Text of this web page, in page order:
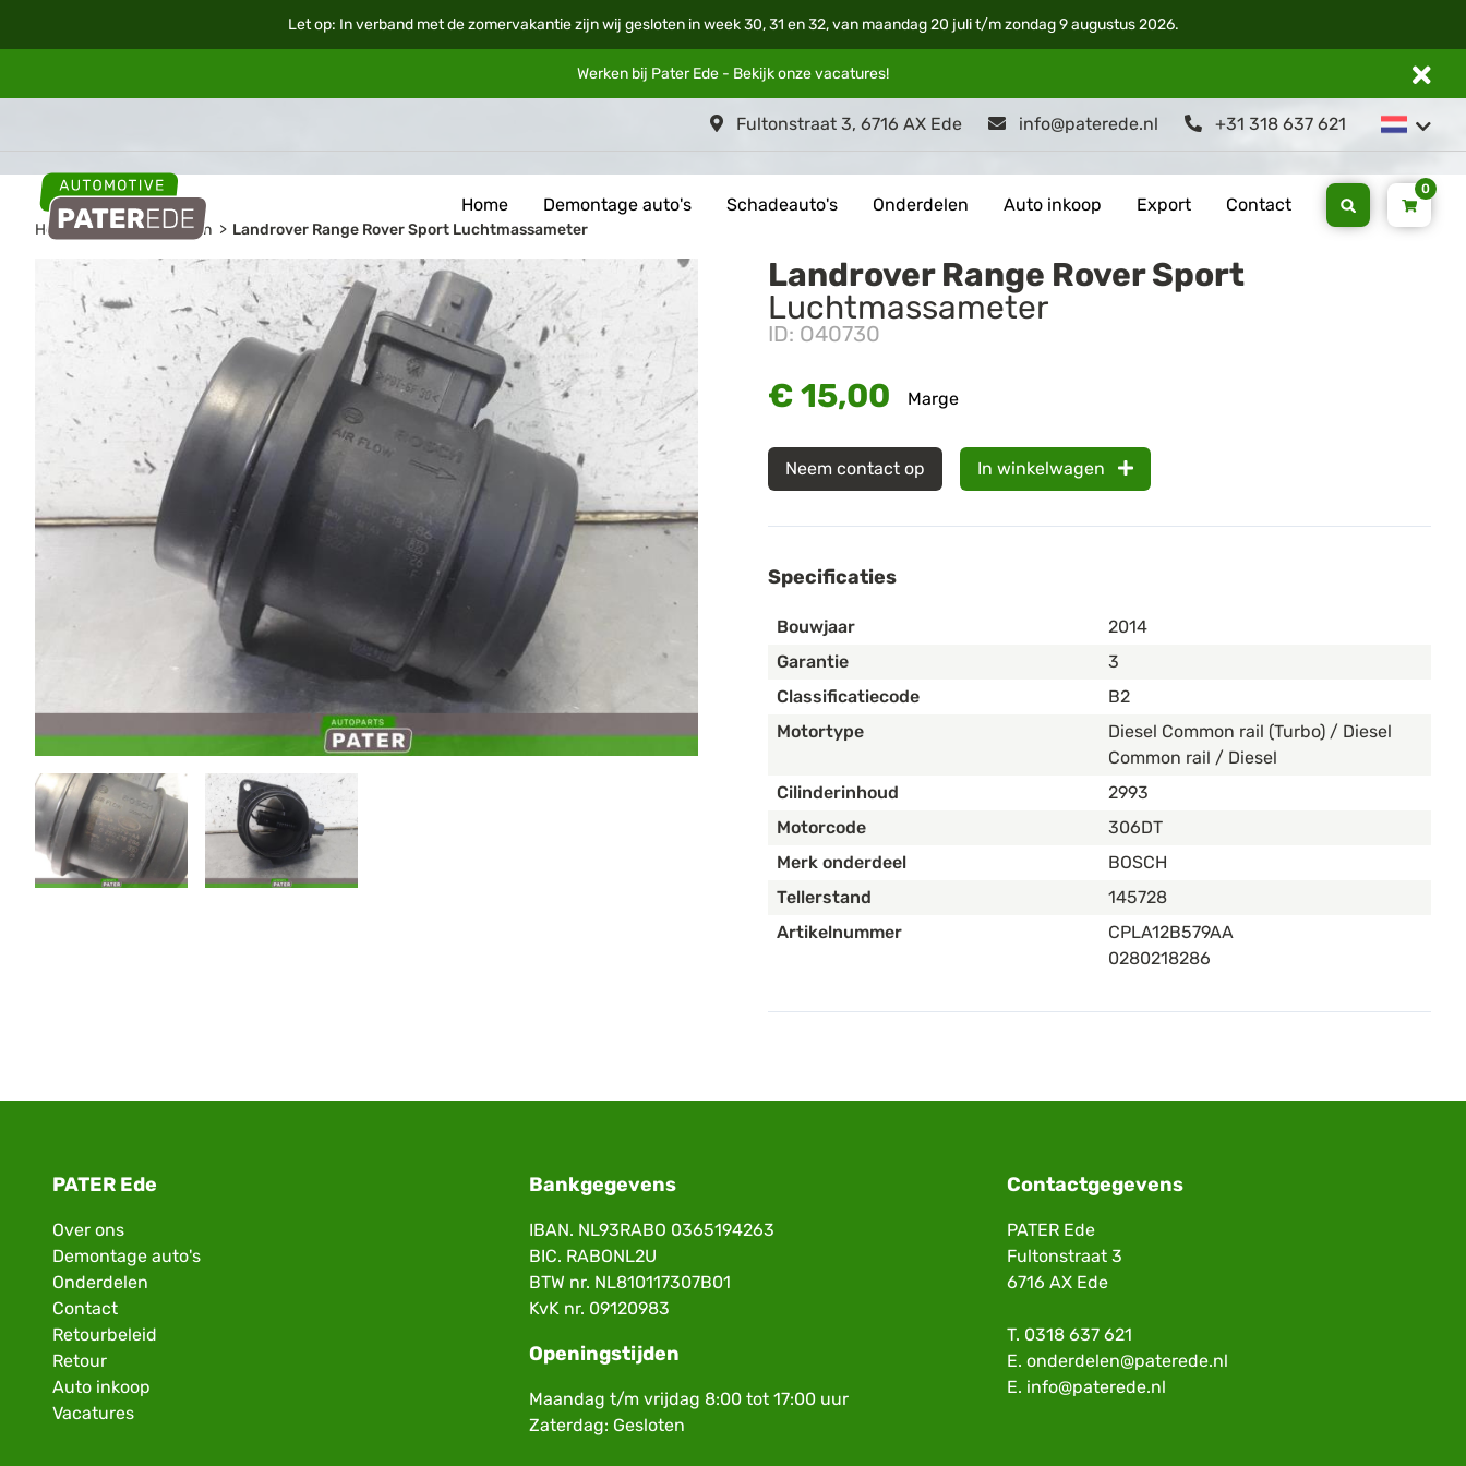
Let op: In verband met de zomervakantie zijn wij gesloten in week 30, 31 en 32, van maandag 20 juli t/m zondag 9 augustus 2026.
Werken bij Pater Ede - Bekijk onzevacatures!
Fultonstraat 3, 6716 AX Ede info@paterede.nl +31 318 637 621
Home Demontage auto's Schadeauto's Onderdelen Auto inkoop Export Contact
0
Home Auto onderdelen Landrover Range Rover Sport Luchtmassameter
Landrover Range Rover Sport
Luchtmassameter
ID: O40730
€ 15,00 Marge
Neem contact op In winkelwagen
Specificaties
Bouwjaar
2014
Garantie
3
Classificatiecode
B2
Motortype
Diesel Common rail (Turbo) / Diesel
Common rail / Diesel
Cilinderinhoud
2993
Motorcode
306DT
Merk onderdeel
BOSCH
Tellerstand
145728
Artikelnummer
CPLA12B579AA
0280218286
PATER Ede
Over ons
Demontage auto's
Onderdelen
Contact
Retourbeleid
Retour
Auto inkoop
Vacatures
Bankgegevens
IBAN. NL93RABO 0365194263
BIC. RABONL2U
BTW nr. NL810117307B01
KvK nr. 09120983
Openingstijden
Maandag t/m vrijdag 8:00 tot 17:00 uur
Zaterdag: Gesloten
Contactgegevens
PATER Ede
Fultonstraat 3
6716 AX Ede
T. 0318 637 621
E. onderdelen@paterede.nl
E. info@paterede.nl